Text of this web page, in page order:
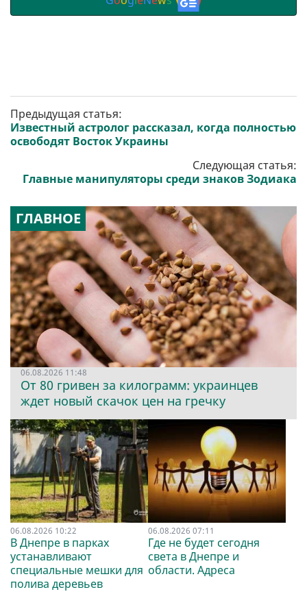
Предыдущая статья:
Известный астролог рассказал, когда полностью
освободят Восток Украины
Следующая статья:
Главные манипуляторы среди знаков Зодиака
ГЛАВНОЕ
06.08.2026 11:48
От 80 гривен за килограмм: украинцев
ждет новый скачок цен на гречку
06.08.2026 10:22
В Днепре в парках
устанавливают
специальные мешки для
полива деревьев
06.08.2026 07:11
Где не будет сегодня
света в Днепре и
области. Адреса